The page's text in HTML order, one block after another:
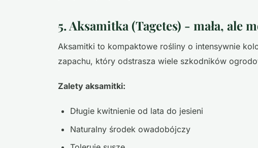
5. Aksamitka (Tagetes) - mała, ale
Aksamitki to kompaktowe rośliny o intensywnie
zapachu, który odstrasza wiele szkodników
Zalety aksamitki:
Długie kwitnienie od lata do jesieni
Naturalny środek owadobójczy